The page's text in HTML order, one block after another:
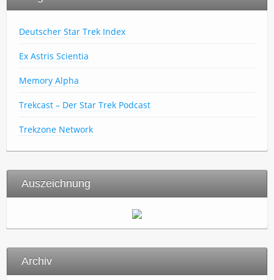
Deutscher Star Trek Index
Ex Astris Scientia
Memory Alpha
Trekcast – Der Star Trek Podcast
Trekzone Network
Auszeichnung
Archiv